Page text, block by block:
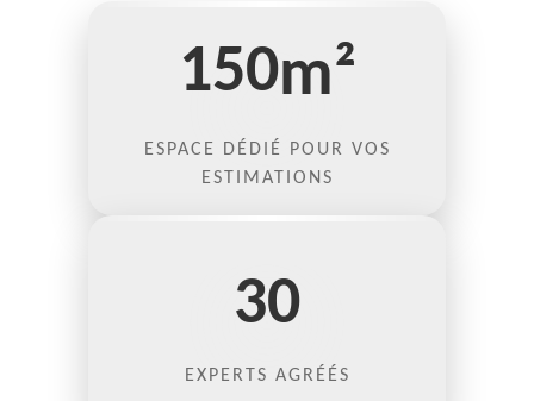
150m²
ESPACE DÉDIÉ POUR VOS
ESTIMATIONS
30
EXPERTS AGRÉÉS